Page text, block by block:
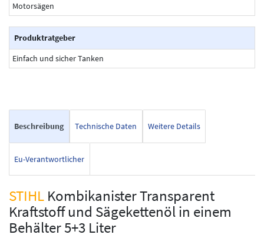
Motorsägen
Produktratgeber
Einfach und sicher Tanken
Beschreibung Technische Daten Weitere Details
Eu-Verantwortlicher
STIHL Kombikanister Transparent
Kraftstoff und Sägekettenöl in einem
Behälter 5+3 Liter